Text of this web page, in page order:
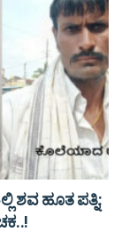
ಶವ ಹೂತ ಪತ್ನಿ: